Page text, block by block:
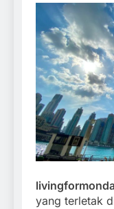
yang terletak